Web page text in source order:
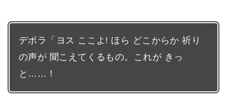
デボラ「ヨス ここよ! ほら どこからか 祈り
の声が 聞こえてくるもの。これが きっ
と……！